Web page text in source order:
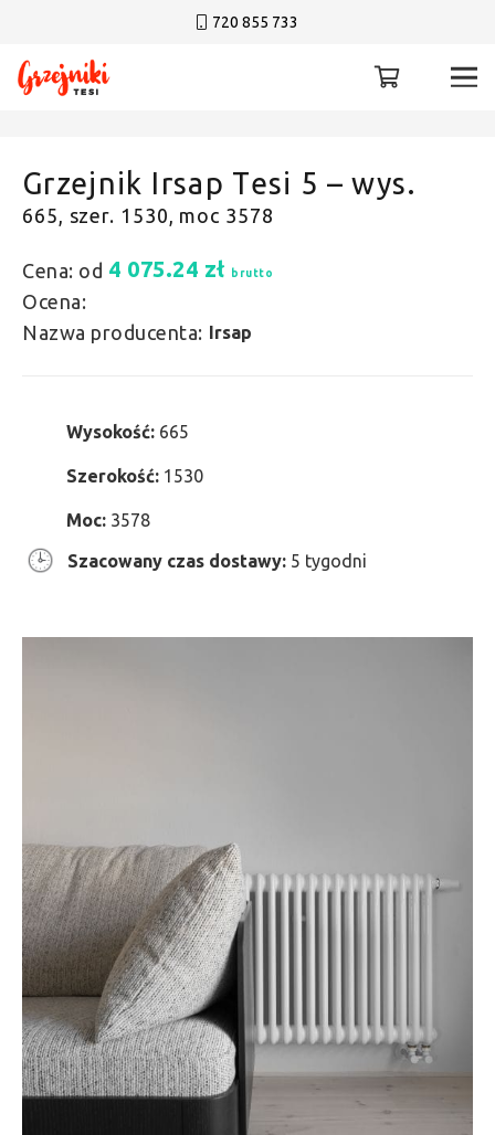
720 855 733
Grzejnik Irsap Tesi 5 – wys.
665, szer. 1530, moc 3578
Cena: od 4 075.24 zł brutto
Ocena:
Nazwa producenta: Irsap
Wysokość: 665
Szerokość: 1530
Moc: 3578
Szacowany czas dostawy: 5 tygodni